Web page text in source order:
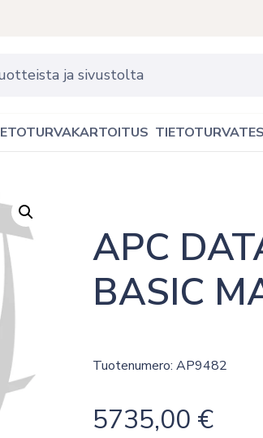
APC
BASIC
Tuotenumero: AP9482
5735,00 €